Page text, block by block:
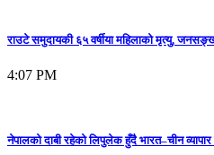
राउटे समुदायकी ६५ वर्षीया महिलाको मृत्यु,
4:07 PM
नेपालको दाबी रहेको लिपुलेक हुँदै भारत–चीन